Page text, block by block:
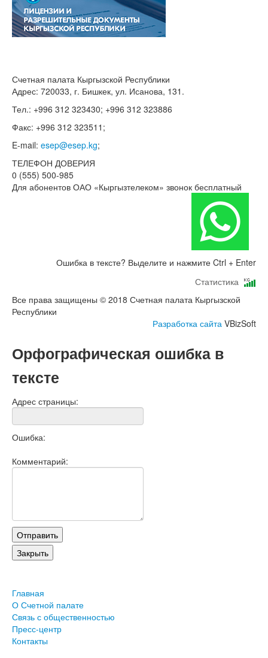
Счетная палата Кыргызской Республики
Адрес: 720033, г. Бишкек, ул. Исанова, 131.
Тел.: +996 312 323430; +996 312 323886
Факс: +996 312 323511;
E-mail: esep@esep.kg;
ТЕЛЕФОН ДОВЕРИЯ
0 (555) 500-985
Для абонентов ОАО «Кыргызтелеком» звонок бесплатный
Ошибка в тексте? Выделите и нажмите Ctrl + Enter
Статистика
Все права защищены © 2018 Счетная палата Кыргызской
Республики
Разработка сайта VBizSoft
Орфографическая ошибка в
тексте
Адрес страницы:
Ошибка:
Комментарий:
Главная
О Счетной палате
Связь с общественностью
Пресс-центр
Контакты